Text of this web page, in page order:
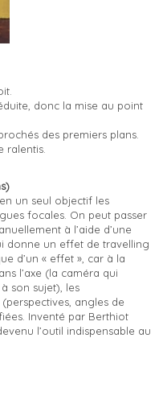
donc la mise au point
des premiers plans.
ralentis.
un seul objectif les
focales. On peut passer
à l’aide d’une
donne un effet de travelling
d’un « effet », car à la
l’axe (la caméra qui
son sujet), les
angles de
Inventé par Berthiot
l’outil indispensable au